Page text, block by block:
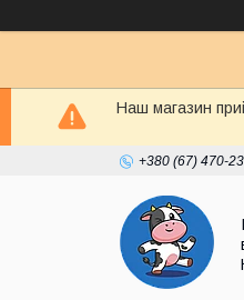
Наш магазин
+380 (67) 470-